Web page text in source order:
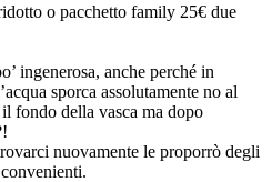
o pacchetto family 25€ due
ingenerosa, anche perché in
sporca assolutamente no al
fondo della vasca ma dopo
nuovamente le proporrò degli